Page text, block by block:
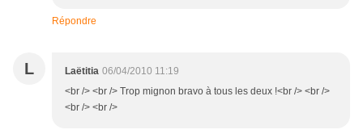
Répondre
L Laëtitia 06/04/2010 11:19
<br /> <br /> Trop mignon bravo à tous les deux !<br /> <br />
<br /> <br />